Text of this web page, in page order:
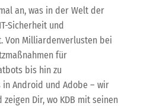
an, was in der Welt der
Sicherheit und
Von Milliardenverlusten bei
für
bis hin zu
Android und Adobe – wir
Dir, wo KDB mit seinen